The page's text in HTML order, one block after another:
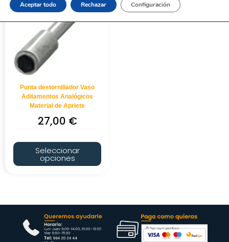
Punta destornillador Vaso
Aditamentos Analógicos
Material de Apriete
27,00 €
Seleccionar
opciones
Aceptar todo Rechazar Configuración